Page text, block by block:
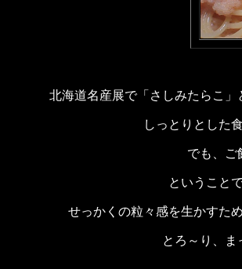
北海道名産展で「さしみたらこ
しっとりとした
でも、ご
ということ
せっかくの粒々感を生かすた
とろ～り、